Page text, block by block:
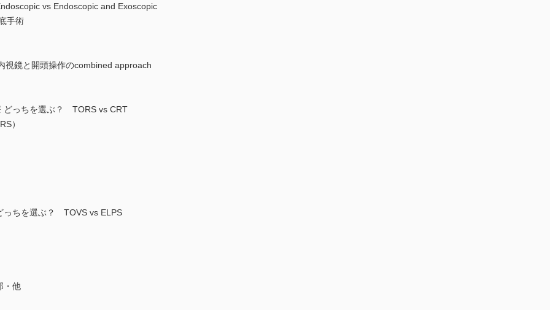
vs Endoscopic and Exoscopic
手術
視鏡と開頭操作のcombined approach
どっちを選ぶ？ TORS vs CRT
）
っちを選ぶ？ TOVS vs ELPS
・他